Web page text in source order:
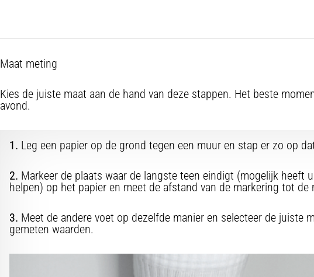
Maat meting
Kies de juiste maat aan de hand van deze stappen. Het beste
avond.
1. Leg een papier op de grond tegen een muur en stap er zo op
2. Markeer de plaats waar de langste teen eindigt (mogelijk heeft
helpen) op het papier en meet de afstand van de markering tot de
3. Meet de andere voet op dezelfde manier en selecteer de juiste
gemeten waarden.